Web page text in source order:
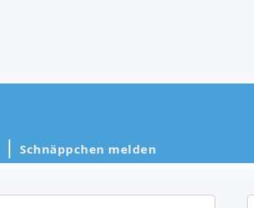
Schnäppchen melden